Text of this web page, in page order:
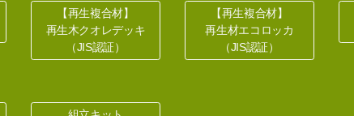
【再生複合材】
再生木クオレデッキ
（JIS認証）
【再生複合材】
再生材エコロッカ
（JIS認証）